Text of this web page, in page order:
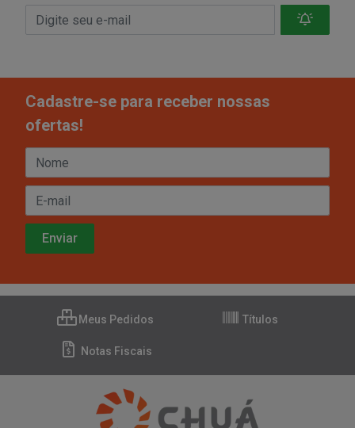
Cadastre-se para receber nossas
ofertas!
Meus Pedidos Títulos
Notas Fiscais